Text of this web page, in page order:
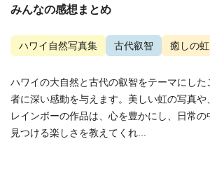
みんなの感想まとめ
ハワイ自然写真集 古代叡智 癒しの虹
ハワイの大自然と古代の叡智をテーマにした
者に深い感動を与えます。美しい虹の写真や
レインボーの作品は、心を豊かにし、日常
見つける楽しさを教えてくれ...